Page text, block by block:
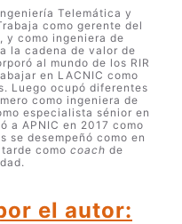
Telemática y
como gerente del
y como ingeniera de
la cadena de valor de
al mundo de los RIR
en LACNIC como
Luego ocupó diferentes
como ingeniera de
especialista sénior en
a APNIC en 2017 como
se desempeñó como en
como coach de
el autor: